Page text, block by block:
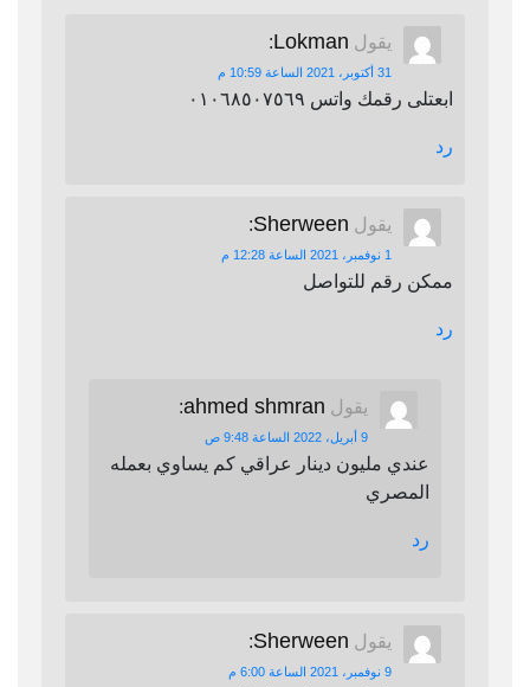
يقول Lokman
:
31 أكتوبر، 2021 الساعة 10:59 م
ابعتلى رقمك واتس ٠١٠٦٨٥٠٧٥٦٩
رد
يقول Sherween
:
1 نوفمبر، 2021 الساعة 12:28 م
ممكن رقم للتواصل
رد
يقول ahmed shmran
:
9 أبريل، 2022 الساعة 9:48 ص
عندي مليون دينار عراقي كم يساوي بعمله
المصري
رد
يقول Sherween
:
9 نوفمبر، 2021 الساعة 6:00 م